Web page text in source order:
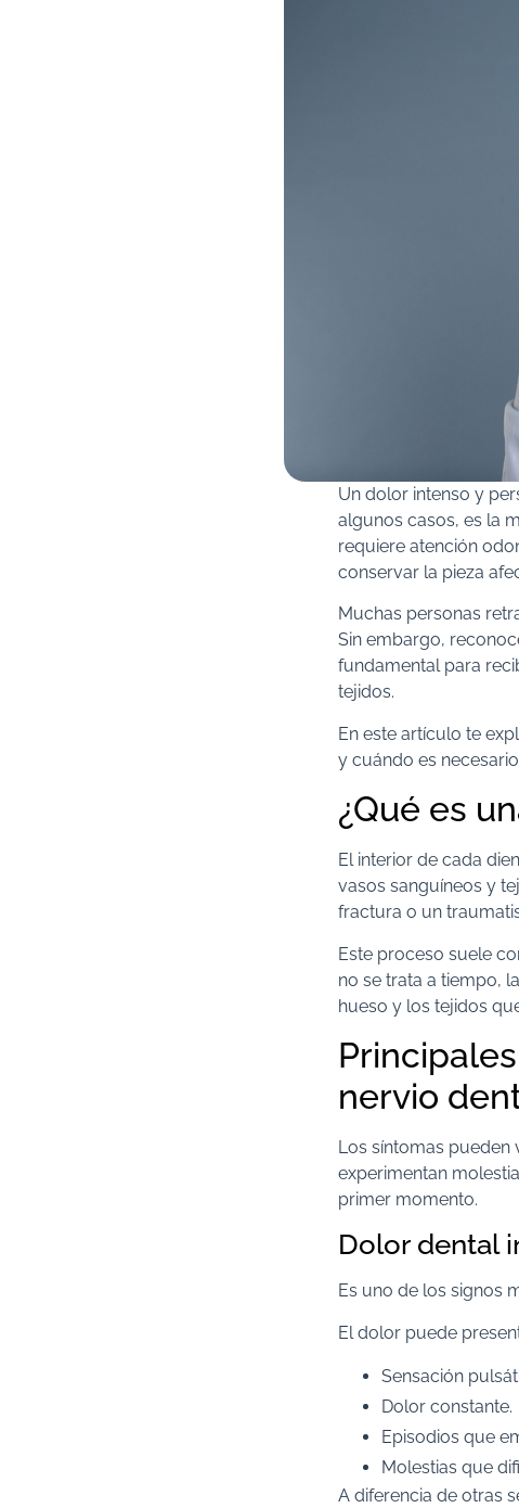
Un dolor intenso y
algunos casos, es la
requiere atención
conservar la pieza
Muchas personas
Sin embargo,
fundamental para
tejidos.
En este artículo te
y cuándo es
¿Qué es
El interior de cada
vasos sanguíneos y
fractura o un
Este proceso suele
no se trata a tiempo,
hueso y los tejidos
nervio
Los síntomas pueden
experimentan
primer momento.
Dolor dental
Es uno de los signos
El dolor puede
Sensación
Dolor constante.
Episodios que
Molestias que
A diferencia de otras